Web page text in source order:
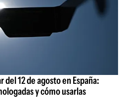
del 12 de agosto en España:
y cómo usarlas